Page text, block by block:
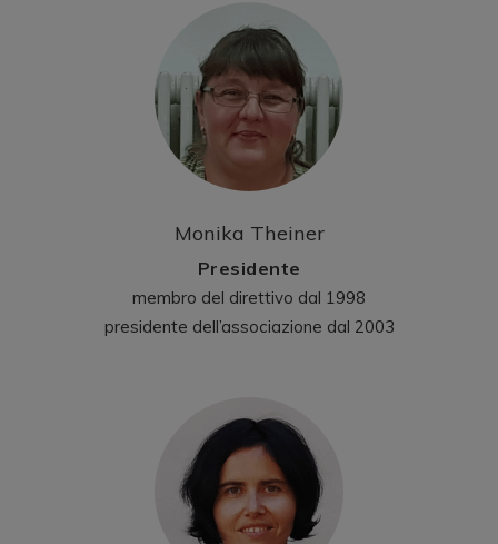
Monika Theiner
Presidente
membro del direttivo dal 1998
presidente dell’associazione dal 2003